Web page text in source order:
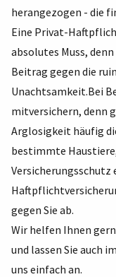
herangezogen - die
Eine Privat-
absolutes Muss,
Beitrag gegen die
Unachtsamkeit.Bei
mitversichern, denn
Arglosigkeit häufig
bestimmte
Versicherungsschutz
gegen Sie ab.
Wir helfen Ihnen
und lassen Sie auch
uns einfach an.